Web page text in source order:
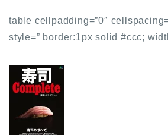
table cellpadding=”0″
style=” border:1px solid #ccc;